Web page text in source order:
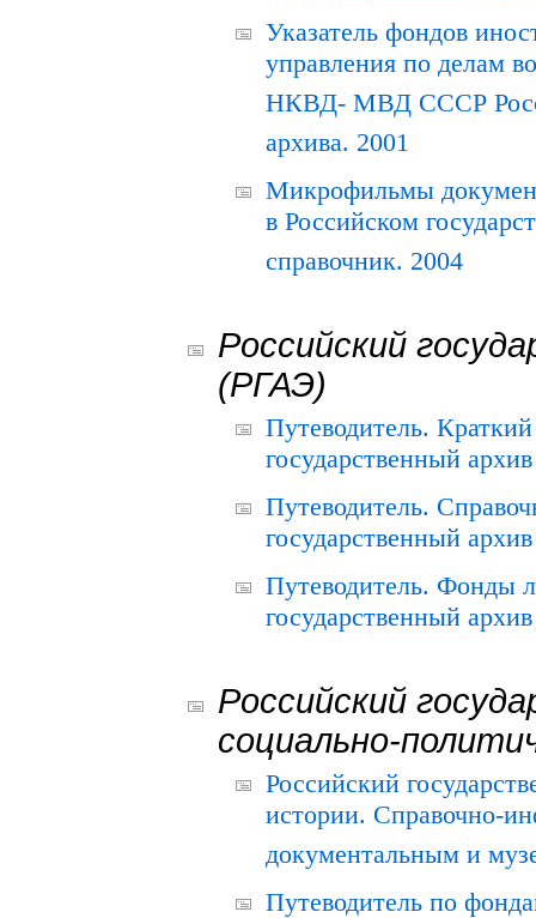
Указатель фондов
управления по делам
НКВД- МВД СССР
архива. 2001
Микрофильмы
в Российском
справочник. 2004
Российский
(РГАЭ)
Путеводитель.
государственный
Путеводитель.
государственный
Путеводитель. Фонды
государственный
Российский
социально-
Российский
истории. Справочно-
документальным и
Путеводитель по